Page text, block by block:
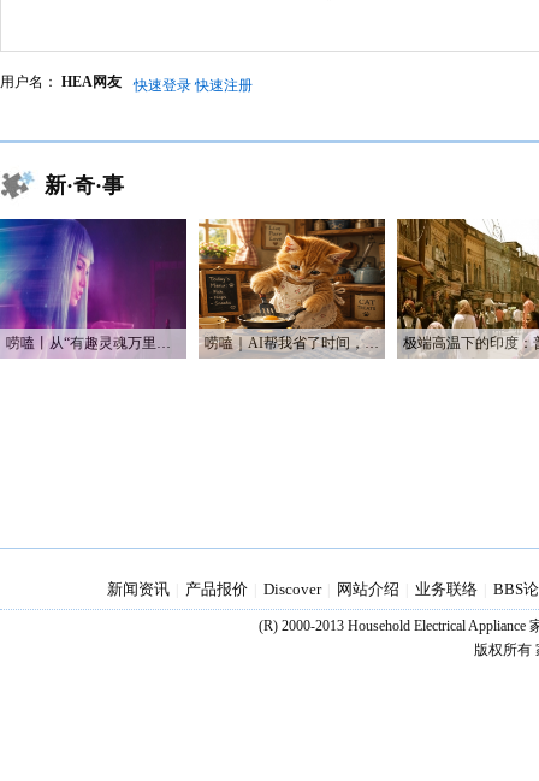
用户名： HEA网友 快速登录 快速注册
新·奇·事
唠嗑丨从“有趣灵魂万里挑一”到“赛博恋人一键定制” 唠嗑｜AI帮我省了时间，也帮我烧光了Token
新闻资讯 产品报价 Discover 网站介绍 业务联络 BBS
(R) 2000-2013 Household Electrical
版权所有